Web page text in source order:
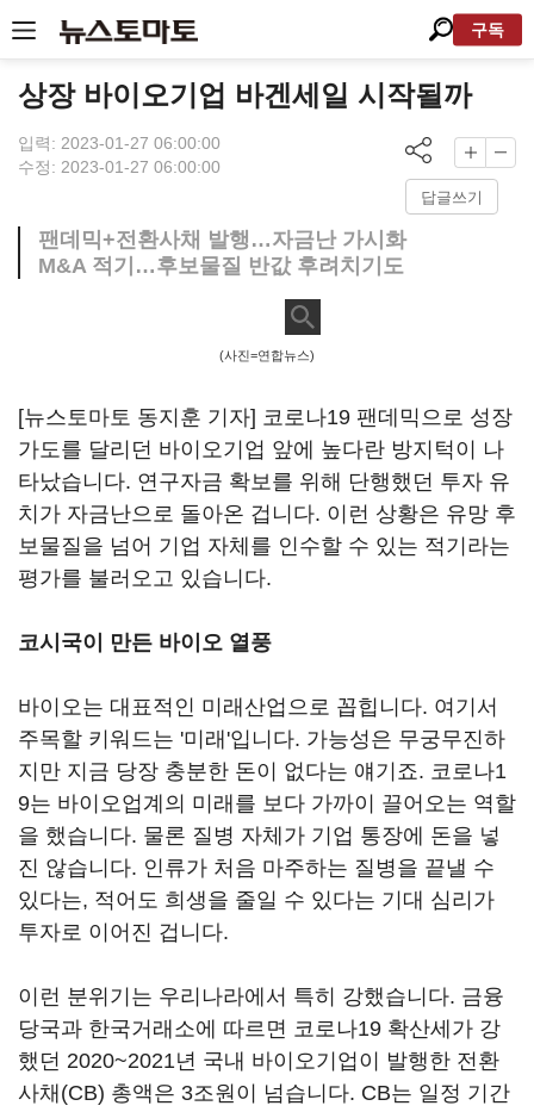
구독
상장 바이오기업 바겐세일 시작될까
입력: 2023-01-27 06:00:00
수정: 2023-01-27 06:00:00
답글쓰기
팬데믹+전환사채 발행…자금난 가시화
M&A 적기…후보물질 반값 후려치기도
(사진=연합뉴스)
[뉴스토마토 동지훈 기자] 코로나19 팬데믹으로 성장
가도를 달리던 바이오기업 앞에 높다란 방지턱이 나
타났습니다. 연구자금 확보를 위해 단행했던 투자 유
치가 자금난으로 돌아온 겁니다. 이런 상황은 유망 후
보물질을 넘어 기업 자체를 인수할 수 있는 적기라는
평가를 불러오고 있습니다.
코시국이 만든 바이오 열풍
바이오는 대표적인 미래산업으로 꼽힙니다. 여기서
주목할 키워드는 '미래'입니다. 가능성은 무궁무진하
지만 지금 당장 충분한 돈이 없다는 얘기죠. 코로나1
9는 바이오업계의 미래를 보다 가까이 끌어오는 역할
을 했습니다. 물론 질병 자체가 기업 통장에 돈을 넣
진 않습니다. 인류가 처음 마주하는 질병을 끝낼 수
있다는, 적어도 희생을 줄일 수 있다는 기대 심리가
투자로 이어진 겁니다.
이런 분위기는 우리나라에서 특히 강했습니다. 금융
당국과 한국거래소에 따르면 코로나19 확산세가 강
했던 2020~2021년 국내 바이오기업이 발행한 전환
사채(CB) 총액은 3조원이 넘습니다. CB는 일정 기간